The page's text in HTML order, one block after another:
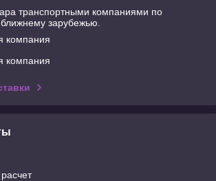
транспортными компаниями по
зарубежью.
компания
компания